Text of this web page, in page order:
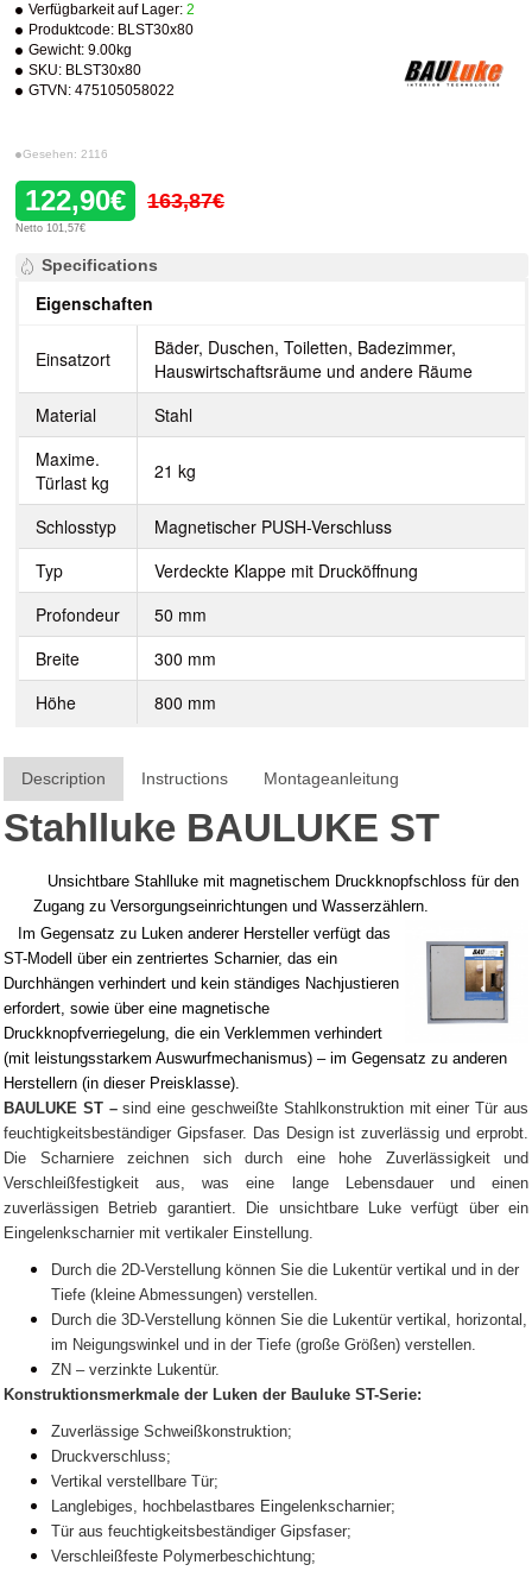
Verfügbarkeit auf Lager: 2
Produktcode: BLST30x80
Gewicht: 9.00kg
SKU: BLST30x80
GTVN: 475105058022
Gesehen: 2116
122,90€ 163,87€
Netto 101,57€
Specifications
Eigenschaften
Einsatzort
Bäder, Duschen, Toiletten, Badezimmer,
Hauswirtschaftsräume und andere Räume
Material
Stahl
Maxime.
Türlast kg
21 kg
Schlosstyp
Magnetischer PUSH-Verschluss
Typ
Verdeckte Klappe mit Drucköffnung
Profondeur
50 mm
Breite
300 mm
Höhe
800 mm
Description Instructions Montageanleitung
Stahlluke BAULUKE ST
Unsichtbare Stahlluke mit magnetischem Druckknopfschloss für den
Zugang zu Versorgungseinrichtungen und Wasserzählern.
Im Gegensatz zu Luken anderer Hersteller verfügt das
ST-Modell über ein zentriertes Scharnier, das ein
Durchhängen verhindert und kein ständiges Nachjustieren
erfordert, sowie über eine magnetische
Druckknopfverriegelung, die ein Verklemmen verhindert
(mit leistungsstarkem Auswurfmechanismus) – im Gegensatz zu anderen
Herstellern (in dieser Preisklasse).
BAULUKE ST –sind eine geschweißte Stahlkonstruktion mit einer Tür aus
feuchtigkeitsbeständiger Gipsfaser. Das Design ist zuverlässig und erprobt.
Die Scharniere zeichnen sich durch eine hohe Zuverlässigkeit und
Verschleißfestigkeit aus, was eine lange Lebensdauer und einen
zuverlässigen Betrieb garantiert. Die unsichtbare Luke verfügt über ein
Eingelenkscharnier mit vertikaler Einstellung.
Durch die 2D-Verstellung können Sie die Lukentür vertikal und in der
Tiefe (kleine Abmessungen) verstellen.
Durch die 3D-Verstellung können Sie die Lukentür vertikal, horizontal,
im Neigungswinkel und in der Tiefe (große Größen) verstellen.
ZN – verzinkte Lukentür.
Konstruktionsmerkmale der Luken der Bauluke ST-Serie:
Zuverlässige Schweißkonstruktion;
Druckverschluss;
Vertikal verstellbare Tür;
Langlebiges, hochbelastbares Eingelenkscharnier;
Tür aus feuchtigkeitsbeständiger Gipsfaser;
Verschleißfeste Polymerbeschichtung;